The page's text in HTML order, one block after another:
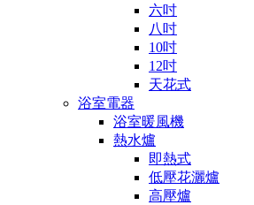
六吋
八吋
10吋
12吋
天花式
浴室電器
浴室暖風機
熱水爐
即熱式
低壓花灑爐
高壓爐